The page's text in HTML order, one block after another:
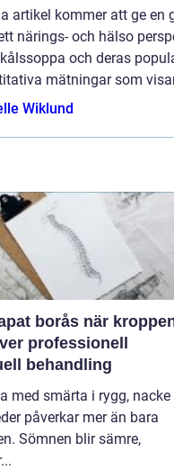
artikel kommer att ge
närings- och hälso
och deras
mätningar som
Wiklund
när kroppen
professionell
behandling
med smärta i rygg, nacke
påverkar mer än bara
Sömnen blir sämre,